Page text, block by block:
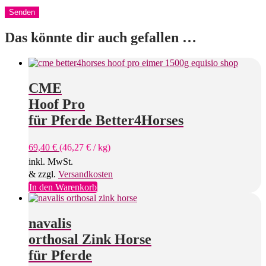
Das könnte dir auch gefallen …
CME
Hoof Pro
für Pferde Better4Horses
69,40 € (46,27 € /kg)
inkl. MwSt.
& zzgl. Versandkosten
In den Warenkorb
navalis
orthosal Zink Horse
für Pferde